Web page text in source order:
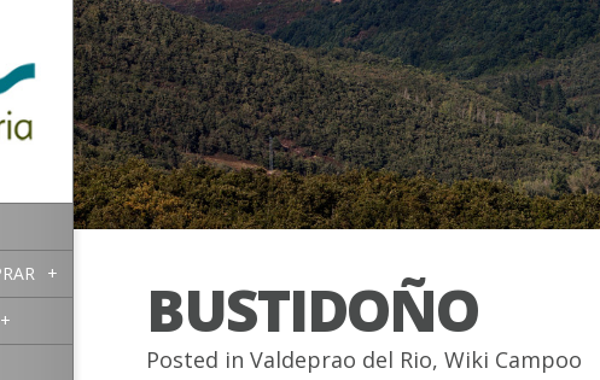
+
+ BUSTIDOÑO
Posted in Valdeprao del Rio, Wiki Campoo